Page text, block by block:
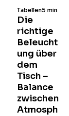
Die
richtige
Beleucht
ung über
dem
Tisch –
Balance
zwischen
Atmosph
Tabellen5 min